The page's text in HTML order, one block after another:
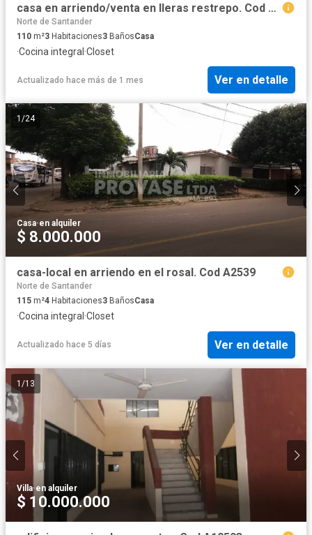
casa en arriendo/venta en lleras restrepo. Cod A3367
Norte de Santander
110 m²3 Habitaciones3 BañosCasa
·Cocina integral ·Closet
Actualizado hace más de 1 mes Ver en detalle
1 /24
Casa·en alquiler
$ 8.000.000
casa-local en arriendo en el rosal. Cod A2539
Norte de Santander
115 m²4 Habitaciones3 BañosCasa
·Cocina integral ·Closet
Actualizado hace 5 días Ver en detalle
1 /13
Villa·en alquiler
$ 10.000.000